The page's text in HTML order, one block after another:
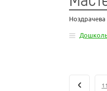
Ноздрачева